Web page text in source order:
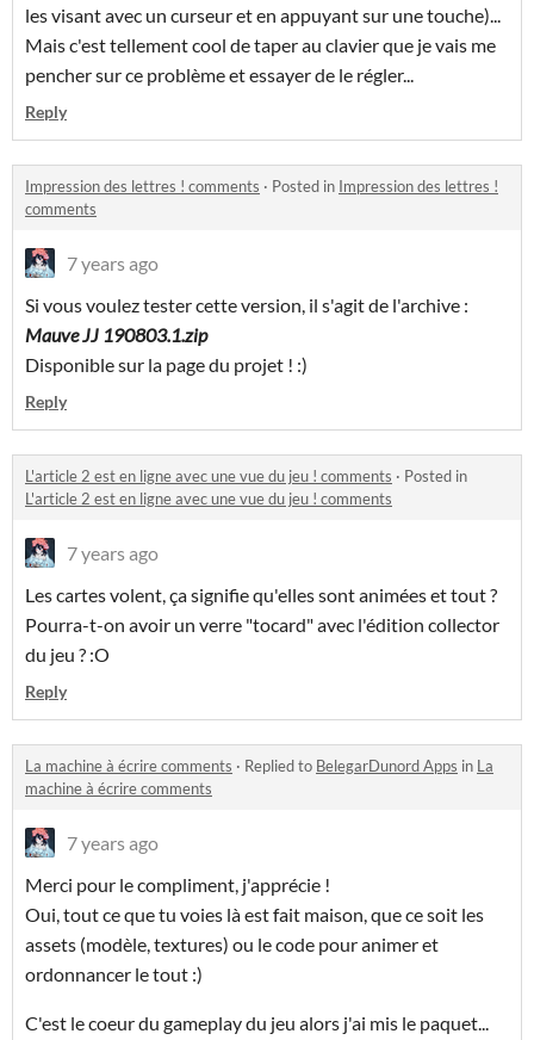
les visant avec un curseur et en appuyant sur une touche)...
Mais c'est tellement cool de taper au clavier que je vais me
pencher sur ce problème et essayer de le régler...
Reply
Impression des lettres ! comments · Posted in Impression des lettres !
comments
7 years ago
Si vous voulez tester cette version, il s'agit de l'archive :
Mauve JJ 190803.1.zip
Disponible sur la page du projet ! :)
Reply
L'article 2 est en ligne avec une vue du jeu ! comments · Posted in
L'article 2 est en ligne avec une vue du jeu ! comments
7 years ago
Les cartes volent, ça signifie qu'elles sont animées et tout ?
Pourra-t-on avoir un verre "tocard" avec l'édition collector
du jeu ? :O
Reply
La machine à écrire comments · Replied to BelegarDunord Apps in La
machine à écrire comments
7 years ago
Merci pour le compliment, j'apprécie !
Oui, tout ce que tu voies là est fait maison, que ce soit les
assets (modèle, textures) ou le code pour animer et
ordonnancer le tout :)
C'est le coeur du gameplay du jeu alors j'ai mis le paquet...